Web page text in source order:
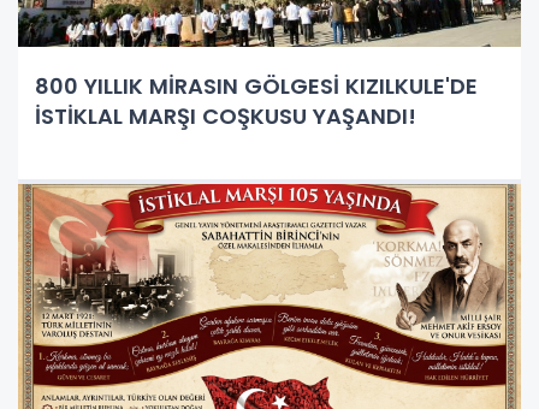
800 YILLIK MİRASIN GÖLGESİ KIZILKULE'DE
İSTİKLAL MARŞI COŞKUSU YAŞANDI!